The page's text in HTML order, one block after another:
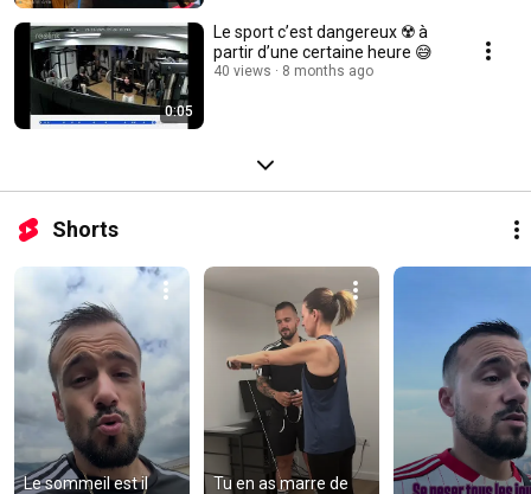
0:05
Le sport c’est dangereux ☢️ à ￼
partir d’une certaine heure 😅
40 views 8 months ago
Shorts
Le sommeil est il
Tu en as marre de